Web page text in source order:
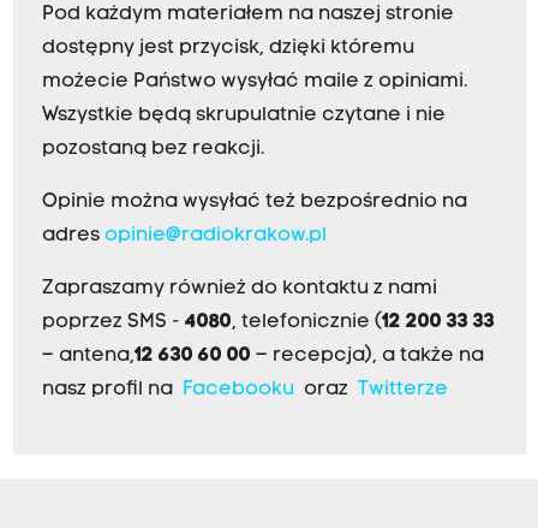
Pod każdym materiałem na naszej stronie
dostępny jest przycisk, dzięki któremu
możecie Państwo wysyłać maile z opiniami.
Wszystkie będą skrupulatnie czytane i nie
pozostaną bez reakcji.
Opinie można wysyłać też bezpośrednio na
adres opinie@radiokrakow.pl
Zapraszamy również do kontaktu z nami
poprzez SMS - 4080, telefonicznie (12 200 33 33
– antena,12 630 60 00 – recepcja), a także na
nasz profil na
Facebookuoraz Twitterze